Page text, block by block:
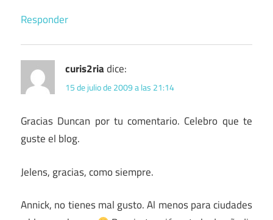
Responder
curis2riadice:
15 de julio de 2009 a las 21:14
Gracias Duncan por tu comentario. Celebro que te
guste el blog.
Jelens, gracias, como siempre.
Annick, no tienes mal gusto. Al menos para ciudades